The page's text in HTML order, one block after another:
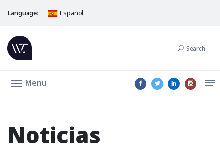
Language: Español
Search
Menu
Noticias